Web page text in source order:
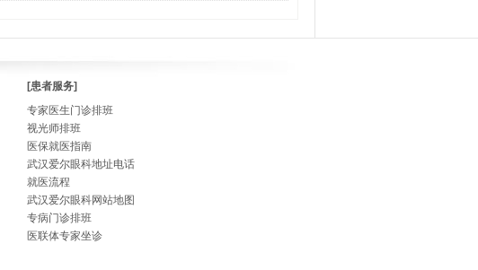
[患者服务]
专家医生门诊排班
视光师排班
医保就医指南
武汉爱尔眼科地址电话
就医流程
武汉爱尔眼科网站地图
专病门诊排班
医联体专家坐诊